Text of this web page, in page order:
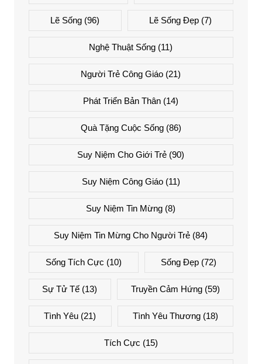
Lẽ Sống (96) Lẽ Sống Đẹp(7)
Nghệ Thuật Sống (11)
Người Trẻ Công Giáo (21)
Phát Triển Bản Thân (14)
Quà Tặng Cuộc Sống(86)
Suy Niệm Cho Giới Trẻ (90)
Suy Niệm Công Giáo(11)
Suy Niệm Tin Mừng (8)
Suy Niệm Tin Mừng Cho Người Trẻ (84)
Sống Tích Cực (10) Sống Đẹp (72)
Sự Tử Tế (13) Truyền Cảm Hứng(59)
Tình Yêu (21) Tình Yêu Thương(18)
Tích Cực (15)